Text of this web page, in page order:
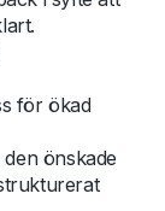
för ökad
önskade